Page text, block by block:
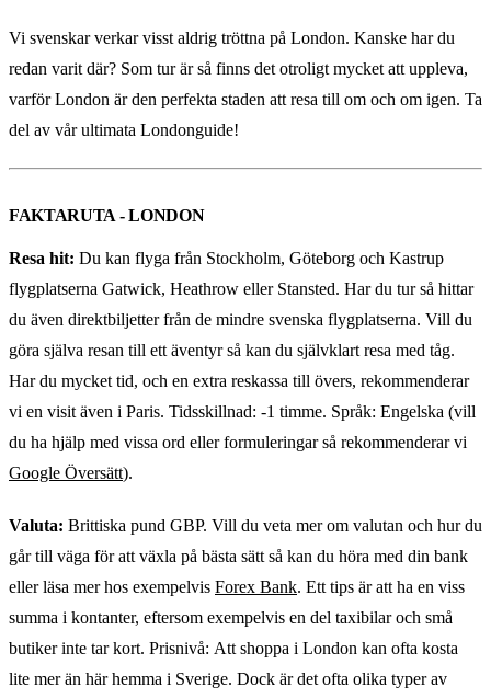
Vi svenskar verkar visst aldrig tröttna på London. Kanske har du
redan varit där? Som tur är så finns det otroligt mycket att uppleva,
varför London är den perfekta staden att resa till om och om igen. Ta
del av vår ultimata Londonguide!
FAKTARUTA - LONDON
Resa hit: Du kan flyga från Stockholm, Göteborg och Kastrup
flygplatserna Gatwick, Heathrow eller Stansted. Har du tur så hittar
du även direktbiljetter från de mindre svenska flygplatserna. Vill du
göra själva resan till ett äventyr så kan du självklart resa med tåg.
Har du mycket tid, och en extra reskassa till övers, rekommenderar
vi en visit även i Paris. Tidsskillnad: -1 timme. Språk: Engelska (vill
du ha hjälp med vissa ord eller formuleringar så rekommenderar vi
Google Översätt).
Valuta: Brittiska pund GBP. Vill du veta mer om valutan och hur du
går till väga för att växla på bästa sätt så kan du höra med din bank
eller läsa mer hos exempelvis Forex Bank. Ett tips är att ha en viss
summa i kontanter, eftersom exempelvis en del taxibilar och små
butiker inte tar kort. Prisnivå: Att shoppa i London kan ofta kosta
lite mer än här hemma i Sverige. Dock är det ofta olika typer av